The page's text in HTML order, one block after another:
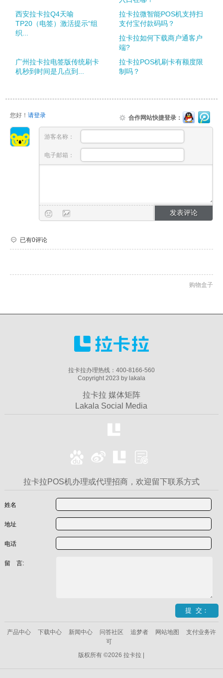
西安拉卡拉Q4天喻
TP20（电签）激活提示“组
织...
拉卡拉微智能POS机支持扫
支付宝付款码吗？
拉卡拉如何下载商户通客户
端?
广州拉卡拉电签版传统刷卡
机秒到时间是几点到...
拉卡拉POS机刷卡有额度限
制吗？
您好！ 请登录 合作网站快捷登录：
游客名称：
电子邮箱：
已有0评论
购物盒子
拉卡拉办理热线：400-8166-560
Copyright 2023 by lakala
拉卡拉 媒体矩阵
Lakala Social Media
拉卡拉POS机办理或代理招商，欢迎留下联系方式
姓名
地址
电话
留 言:
产品中心 下载中心 新闻中心 问答社区 追梦者 网站地图
支付业务许
可
版权所有 ©2026 拉卡拉 |